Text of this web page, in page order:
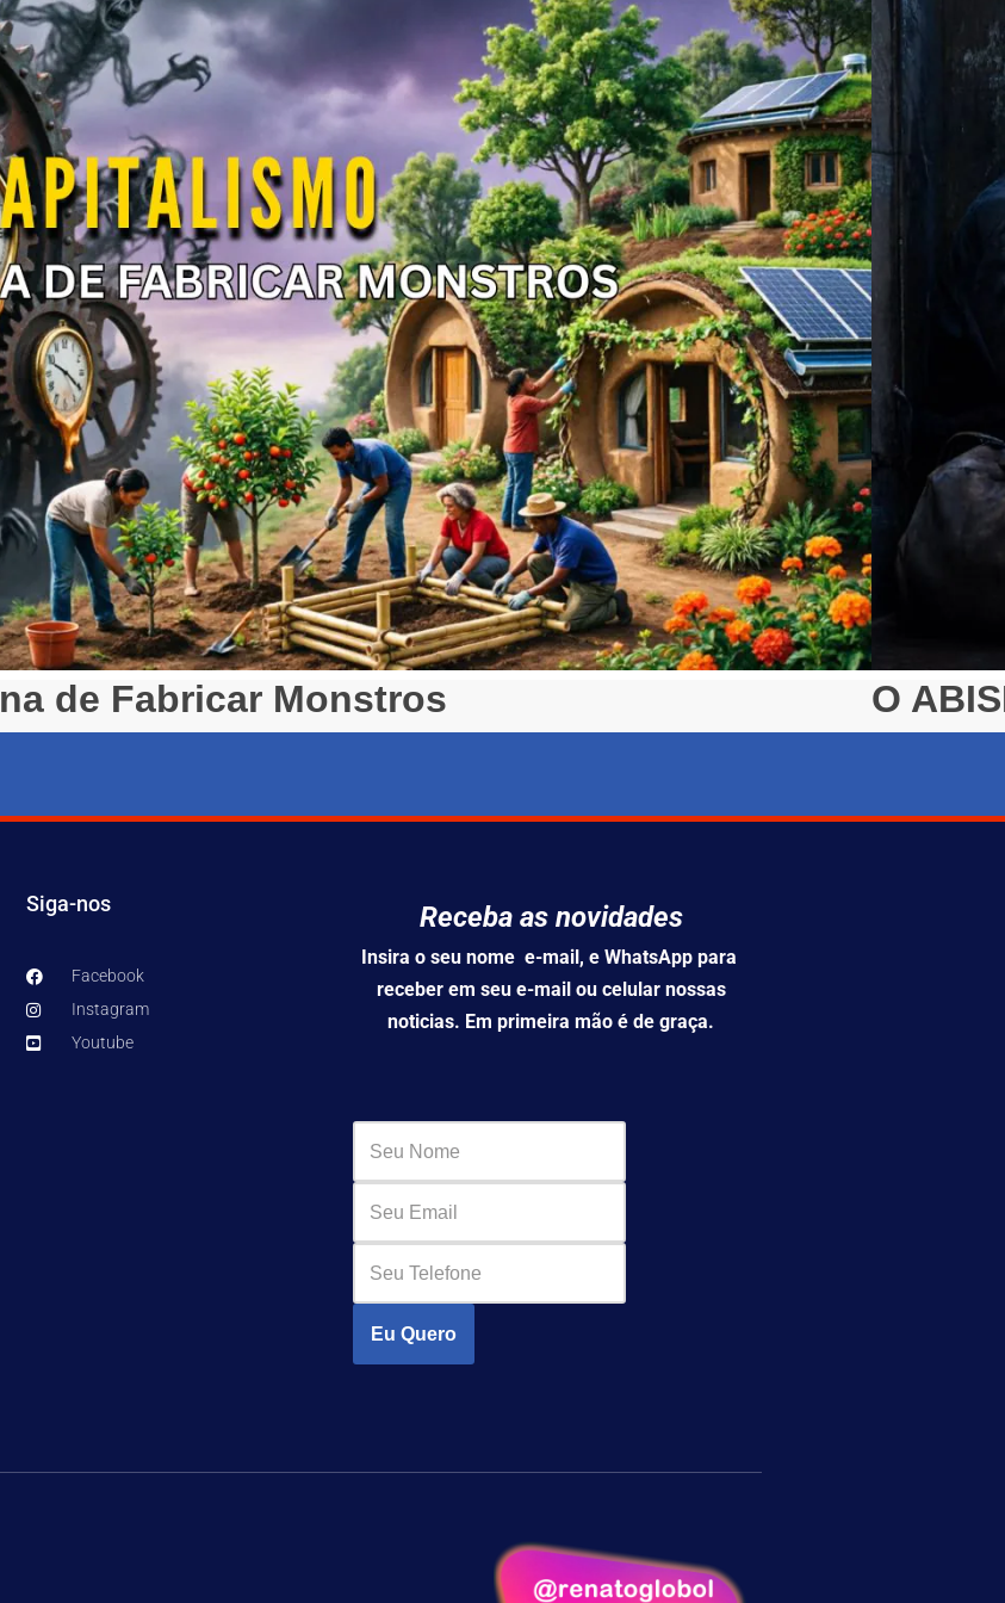
de Fabricar Monstros O
Siga-nos
Facebook
Instagram
Youtube
Receba as novidades
Insira o seu nome e-mail, e WhatsApp para
receber em seu e-mail ou celular nossas
noticias. Em primeira mão é de graça.
Eu Quero